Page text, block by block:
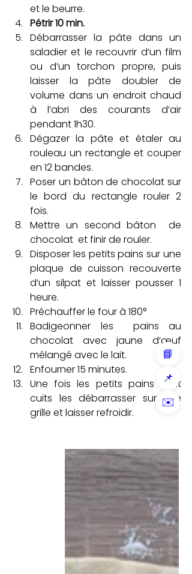
et le beurre.
Pétrir 10 min.
Débarrasser la pâte dans un
saladier et le recouvrir d’un film
ou d’un torchon propre, puis
laisser la pâte doubler de
volume dans un endroit chaud
à l’abri des courants d’air
pendant 1h30.
Dégazer la pâte et étaler au
rouleau un rectangle et couper
en 12 bandes.
Poser un bâton de chocolat sur
le bord du rectangle rouler 2
fois.
Mettre un second bâton  de
chocolat  et finir de rouler.
Disposer les petits pains sur une
plaque de cuisson recouverte
d’un silpat et laisser pousser 1
heure.
Préchauffer le four à 180°
Badigeonner les  pains au
chocolat avec jaune d’œuf
mélangé avec le lait.
Enfourner 15 minutes.
Une fois les petits pains sont
cuits les débarrasser sur une
grille et laisser refroidir.
📘
📌
✉️